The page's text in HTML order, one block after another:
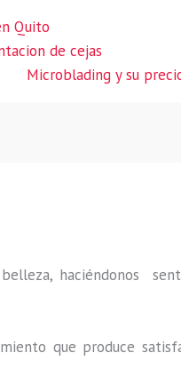
Quito
de cejas
Microblading y su
haciéndonos
que produce